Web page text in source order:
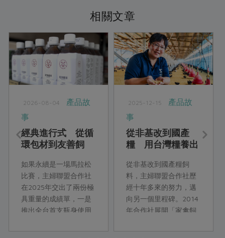
相關文章
2026-08-04
產品故
事
經典進行式 從循
環包材到友善飼
里程碑
如果永續是一場馬拉松
比賽，主婦聯盟合作社
在2025年交出了兩份極
具重量的成績單，一是
推出全台首支瓶身使用
烏龍瓶裝茶飲，落實包
2025-12-15
產品故
事
從非基改到國產
糧 用台灣糧養出
從非基改到國產糧飼
料，主婦聯盟合作社歷
經十年多來的努力，邁
向另一個里程碑。2014
年合作社展開「家禽飼
畫」，當時飼料中連使